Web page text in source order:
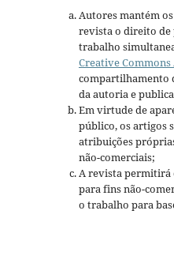
Autores mantém
revista o direito de
trabalho
Creative
compartilhamento
da autoria e
Em virtude de
público, os artigos
atribuições
não-comerciais;
A revista permitirá
para fins não-
o trabalho para